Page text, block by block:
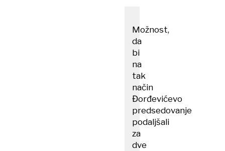
Možnost,
da
bi
na
tak
način
Đorđevićevo
predsedovanje
podaljšali
za
dve